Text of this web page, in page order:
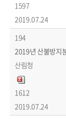
1597
2019.07.24
194
2019년 산불방지
산림청
1612
2019.07.24